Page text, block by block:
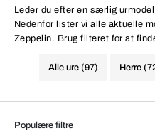
Leder du efter en særlig
Nedenfor lister vi alle aktuelle
Zeppelin. Brug filteret for at
Alle ure (97) Herre
Populære filtre